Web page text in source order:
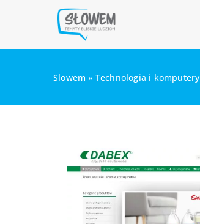
Slowem » Technologia i komputery